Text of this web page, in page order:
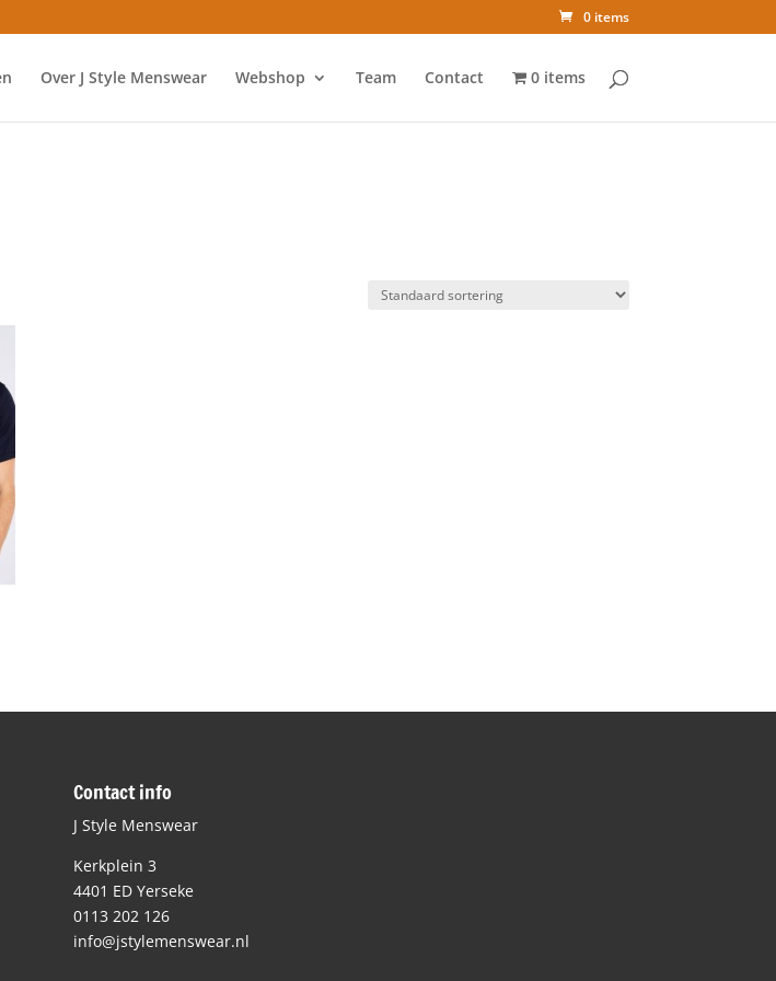
0 items
Over J Style Menswear Webshop Team Contact 0 items
Contact info
J Style Menswear
Kerkplein 3
4401 ED Yerseke
0113 202 126
info@jstylemenswear.nl